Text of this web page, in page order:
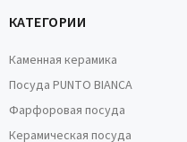
КАТЕГОРИИ
Каменная керамика
Посуда PUNTO BIANCA
Фарфоровая посуда
Керамическая посуда